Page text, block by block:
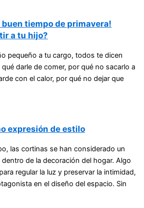
buen tiempo de primavera!
a tu hijo?
pequeño a tu cargo, todos te dicen
darle de comer, por qué no sacarlo a
con el calor, por qué no dejar que
expresión de estilo
las cortinas se han considerado un
de la decoración del hogar. Algo
regular la luz y preservar la intimidad,
en el diseño del espacio. Sin